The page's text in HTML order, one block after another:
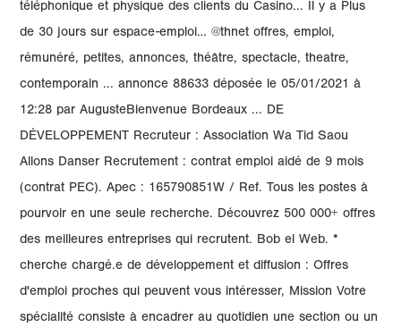
téléphonique et physique des clients du Casino... Il y a Plus
de 30 jours sur espace-emploi… @thnet offres, emploi,
rémunéré, petites, annonces, théâtre, spectacle, theatre,
contemporain ... annonce 88633 déposée le 05/01/2021 à
12:28 par AugusteBienvenue Bordeaux ... DE
DÉVELOPPEMENT Recruteur : Association Wa Tid Saou
Allons Danser Recrutement : contrat emploi aidé de 9 mois
(contrat PEC). Apec : 165790851W / Ref. Tous les postes à
pourvoir en une seule recherche. Découvrez 500 000+ offres
des meilleures entreprises qui recrutent. Bob el Web. *
cherche chargé.e de développement et diffusion : Offres
d'emploi proches qui peuvent vous intéresser, Mission Votre
spécialité consiste à encadrer au quotidien une section ou un